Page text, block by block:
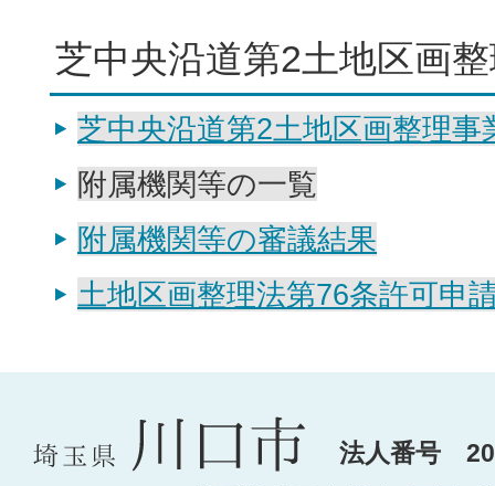
芝中央沿道第2土地区画
芝中央沿道第2土地区画整理事
附属機関等の一覧
附属機関等の審議結果
土地区画整理法第76条許可申
法人番号